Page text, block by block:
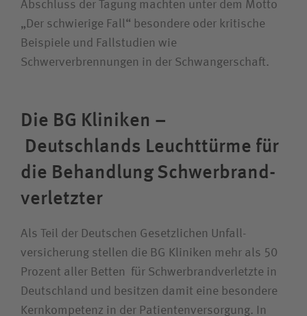
Abschluss der Tagung machten unter dem Motto
„Der schwierige Fall“ besondere oder kritische
Beispiele und Fallstudien wie
Schwerverbrennungen in der Schwangerschaft.
Die BG Kliniken –
Deutschlands Leucht­türme für
die Behandlung Schwer­brand­
verletzter
Als Teil der Deutschen Gesetzlichen Unfall­
versicherung stellen die BG Kliniken mehr als 50
Prozent aller Betten für Schwer­brand­verletzte in
Deutschland und besitzen damit eine besondere
Kernkompetenz in der Patienten­versorgung. In